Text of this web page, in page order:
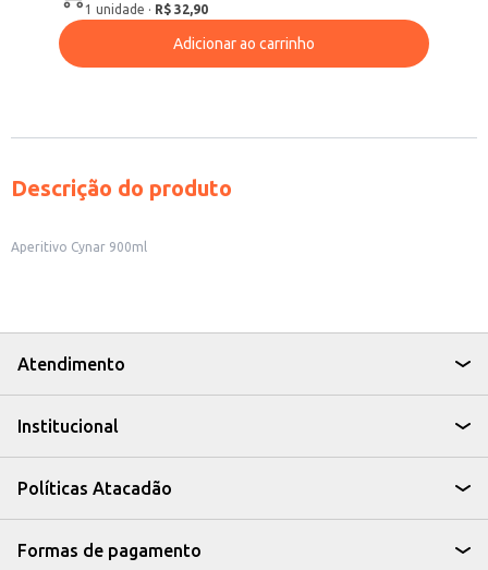
1 unidade · R$ 32,90
Adicionar ao carrinho
Descrição do produto
Aperitivo Cynar 900ml
Atendimento
Institucional
Políticas Atacadão
Formas de pagamento